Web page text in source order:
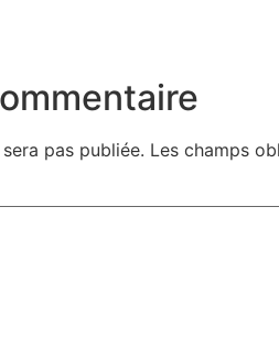
pas publiée. Les champs